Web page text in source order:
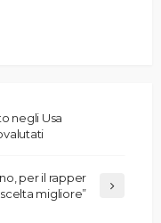
negli Usa
per il rapper
scelta migliore”